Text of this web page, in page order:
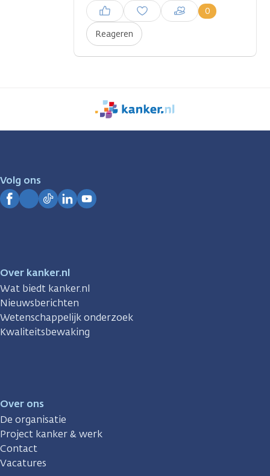
Reageren
0
Inloggen om een reactie te
plaatsen
We
zijn
Volg ons
Over kanker.nl
Wat biedt kanker.nl
Nieuwsberichten
Wetenschappelijk onderzoek
Kwaliteitsbewaking
Over ons
De organisatie
Project kanker & werk
Contact
Vacatures